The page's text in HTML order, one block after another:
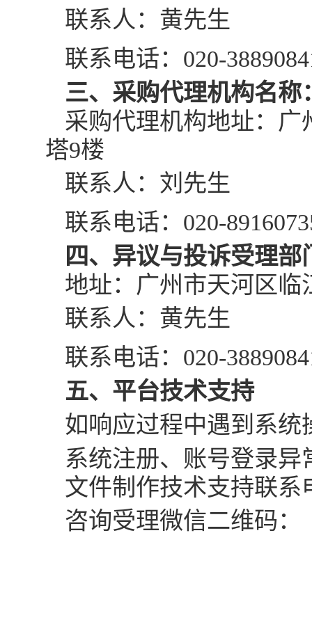
联系人： 黄先生
联系电话： 020-
三、采购代理机构名称
采购代理机构地址：广
塔9楼
联系人： 刘先生
联系电话： 020-
四、异议与投诉受理部
地址：广州市天河区临
联系人： 黄先生
联系电话： 020-
五、平台技术支持
如响应过程中遇到系
系统注册、账号登录异
文件制作技术支持联系
咨询受理微信二维码：